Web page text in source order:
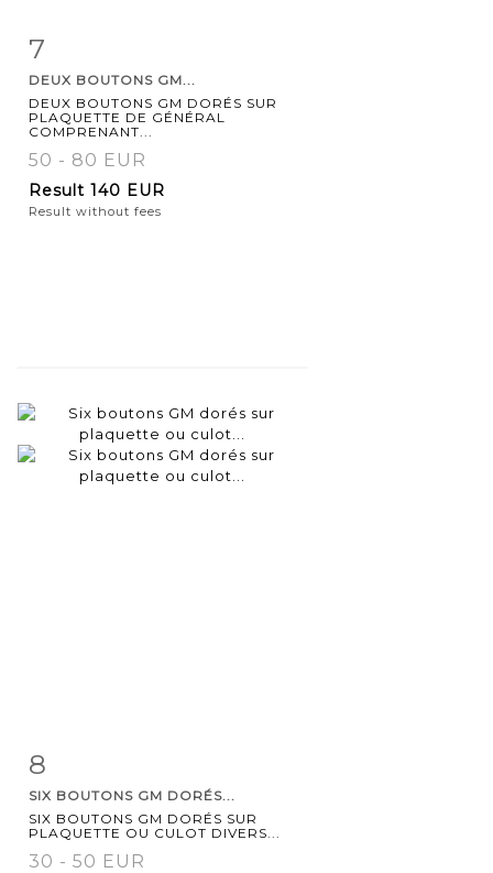
7
DEUX BOUTONS GM...
DEUX BOUTONS GM DORÉS SUR
PLAQUETTE DE GÉNÉRAL
COMPRENANT...
50 - 80 EUR
Result 140 EUR
Result without fees
8
SIX BOUTONS GM DORÉS...
SIX BOUTONS GM DORÉS SUR
PLAQUETTE OU CULOT DIVERS...
30 - 50 EUR